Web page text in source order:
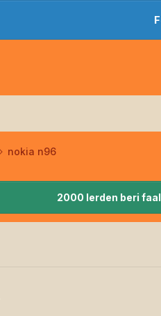
nokia n96
2000 lerden beri